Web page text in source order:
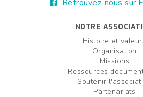
Retrouvez-nous sur
NOTRE
Histoire et
Organisation
Missions
Ressources
Soutenir
Partenariats